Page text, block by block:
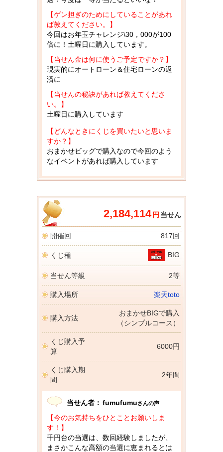
【ゲン担ぎのためにしていることがあれ
ば教えてください。】
今回はお年玉チャレンジ\30，000が100
倍に！土曜日に購入しています。
【当せん金は何に使うご予定ですか？】
現実的にオートローン＆住宅ローンの返
済に
【当せんの秘訣があれば教えてくださ
い。】
土曜日に購入しています
【どんなときにくじを買いたいと思いま
すか？】
おまかせビッグで購入なので今回のよう
なイベントがあれば購入しています
2,184,114 円 当せん
開催回 817回
くじ種 BIG
当せん等級 2等
購入場所 楽天toto
購入方法
おまかせBIGで購入
（シンプルコース）
くじ購入予
算
6000円
くじ購入期
間
2年間
当せん者： fumufumuさんの声
【今のお気持ちをひとことお願いしま
す！】
千円台の当選は、数回経験しましたが、
まさかこんな高額の当選に恵まれるとは